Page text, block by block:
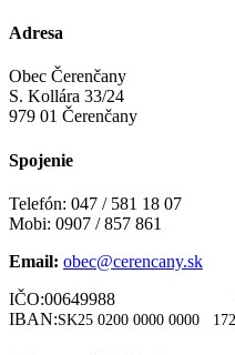
Adresa
Obec Čerenčany
S. Kollára 33/24
979 01 Čerenčany
Spojenie
Telefón: 047 / 581 18 07
Mobi: 0907 / 857 861
Email: obec@cerencany.sk
IČO:00649988
IBAN:SK25 0200 0000 0000